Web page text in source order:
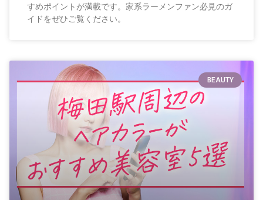
すめポイントが満載です。家系ラーメンファン必見のガ
イドをぜひご覧ください。
BEAUTY